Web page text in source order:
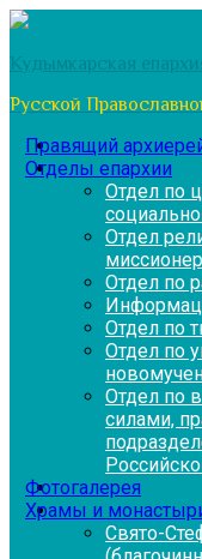
Перейти
содержимому
Кудымкарская
Русской
Правящий
Отделы епархии
Отдел по
Отдел
Отдел по
Отдел по
Отдел по
Отдел по
силами,
Фотогалерея
Храмы и
Свято-